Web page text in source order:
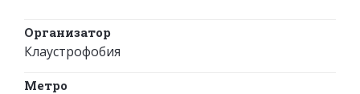
Организатор
Клаустрофобия
Метро